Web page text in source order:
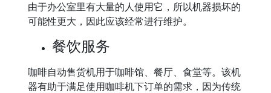
由于办公室里有大量的人使用它，所以机器损坏的
可能性更大，因此应该经常进行维护。
餐饮服务
咖啡自动售货机用于咖啡馆、餐厅、食堂等。该机
器有助于满足使用咖啡机下订单的需求，因为传统